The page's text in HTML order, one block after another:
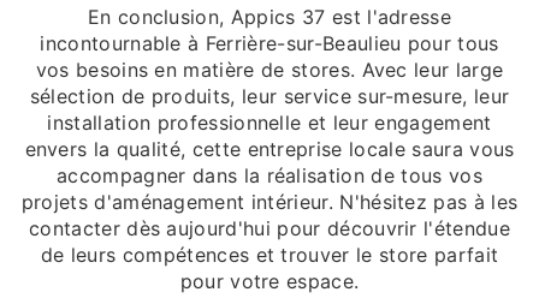
En conclusion, Appics 37 est l'adresse
incontournable à Ferrière-sur-Beaulieu pour tous
vos besoins en matière de stores. Avec leur large
sélection de produits, leur service sur-mesure, leur
installation professionnelle et leur engagement
envers la qualité, cette entreprise locale saura vous
accompagner dans la réalisation de tous vos
projets d'aménagement intérieur. N'hésitez pas à les
contacter dès aujourd'hui pour découvrir l'étendue
de leurs compétences et trouver le store parfait
pour votre espace.